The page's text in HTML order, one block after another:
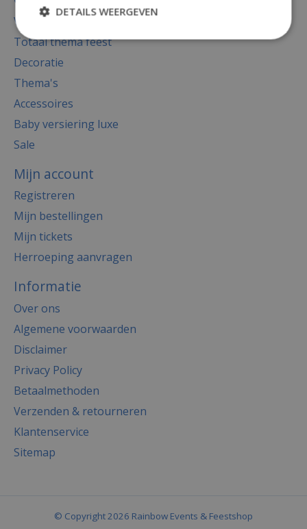
Versiering
Totaal thema feest
Decoratie
Thema's
Accessoires
Baby versiering luxe
Sale
Mijn account
Registreren
Mijn bestellingen
Mijn tickets
Herroeping aanvragen
Informatie
Over ons
Algemene voorwaarden
Disclaimer
Privacy Policy
Betaalmethoden
Verzenden & retourneren
Klantenservice
Sitemap
© Copyright 2026 Rainbow Events & Feestshop
DETAILS WEERGEVEN